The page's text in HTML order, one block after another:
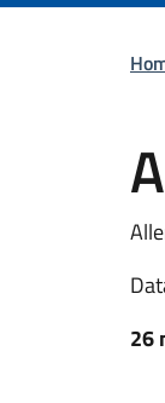
26